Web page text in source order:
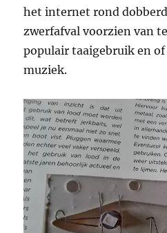
het internet rond
zwerfafval voorzien van
populair taaigebruik en of
muziek.